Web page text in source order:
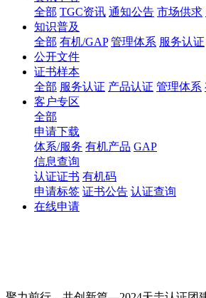
全部 TGC资讯 通知公告 市场供求
知识普及
全部 有机/GAP 管理体系 服务认证
公开文件
证书样本
全部 服务认证 产品认证 管理体系
客户专区
全部
申请下载
体系/服务 有机产品 GAP
信息查询
认证证书 有机码
申请标签 证书公告 认证查询
在线申请